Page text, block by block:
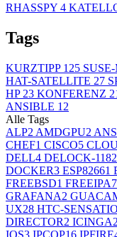
RHASSPY 4
Tags
KURZTIPP 125
HAT-SATELLITE 27
HP 23 KONFERENZ
ANSIBLE 12
Alle Tags
ALP2 AMDGPU2
CHEF1 CISCO5
DELL4 DELOCK-
DOCKER3 ESP82661
FREEBSD1 FREEIPA7
GRAFANA2
UX28 HTC-
DIRECTOR2 ICINGA2
IOS3 IPCOP16 IPFIRE